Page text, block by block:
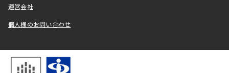
運営会社
個人様のお問い合わせ